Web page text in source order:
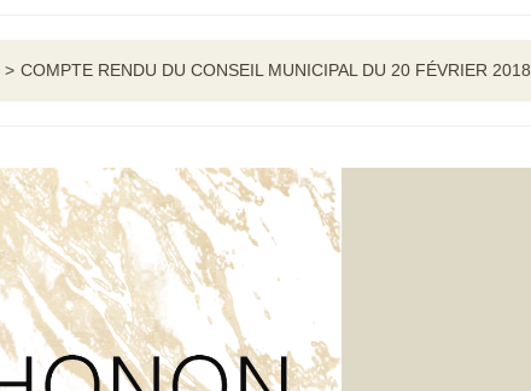
> COMPTE RENDU DU CONSEIL MUNICIPAL DU 20 FÉVRIER 2018